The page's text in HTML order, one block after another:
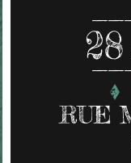
28
RUE